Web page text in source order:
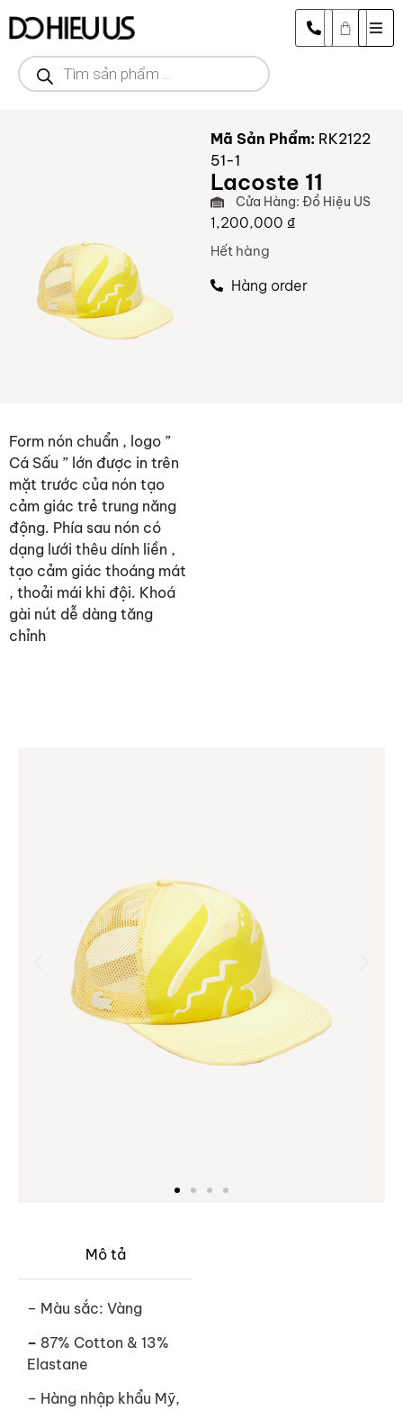
Mã Sản Phẩm: RK2122
51-1
Lacoste 11
Cửa Hàng: Đồ Hiệu US
1,200,000 ₫
Hết hàng
Hàng order
Form nón chuẩn , logo ”
Cá Sấu ” lớn được in trên
mặt trước của nón tạo
cảm giác trẻ trung năng
động. Phía sau nón có
dạng lưới thêu dính liền ,
tạo cảm giác thoáng mát
, thoải mái khi đội. Khoá
gài nút dễ dàng tăng
chỉnh
Mô tả
– Màu sắc: Vàng
– 87% Cotton & 13%
Elastane
– Hàng nhập khẩu Mỹ,